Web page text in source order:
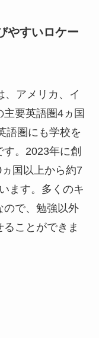
やすいロケー
、アメリカ、イ
要英語圏4ヵ国
語圏にも学校を
。2023年に創
国以上から約7
ます。多くのキ
ので、勉強以外
ことができま